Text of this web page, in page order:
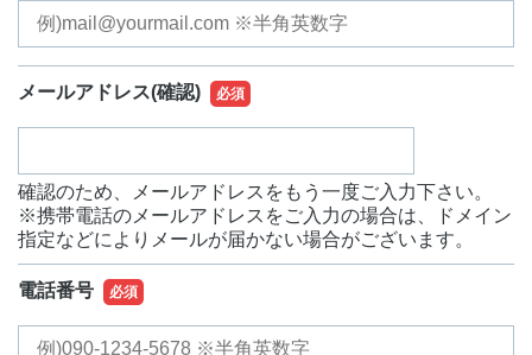
メールアドレス(確認) 必須
確認のため、メールアドレスをもう一度ご入力下さい。
※携帯電話のメールアドレスをご入力の場合は、ドメイン
指定などによりメールが届かない場合がございます。
電話番号 必須